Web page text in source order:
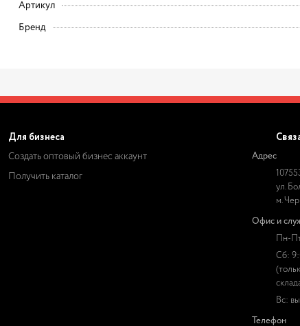
Артикул
Бренд
Для бизнеса
Создать оптовый бизнес аккаунт
Получить каталог
Адрес
ул.
м.
Офис и
Пн-
Сб:
Вс:
Телефон